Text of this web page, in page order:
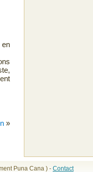
en
»
Puna Cana ) - Contact